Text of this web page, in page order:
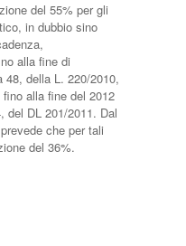
del 55% per gli
in dubbio sino
alla fine di
48, della L. 220/2010,
alla fine del 2012
del DL 201/2011. Dal
che per tali
del 36%.